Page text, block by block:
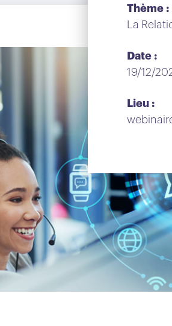
Thème :
La
Date :
19/12/
Lieu :